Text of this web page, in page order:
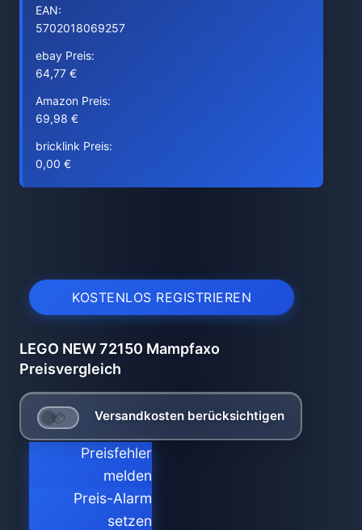
EAN:
5702018069257
ebay Preis:
64,77 €
Amazon Preis:
69,98 €
bricklink Preis:
0,00 €
KOSTENLOS REGISTRIEREN
LEGO NEW 72150 Mampfaxo
Preisvergleich
Versandkosten berücksichtigen
Preisfehler
melden
Preis-Alarm
setzen